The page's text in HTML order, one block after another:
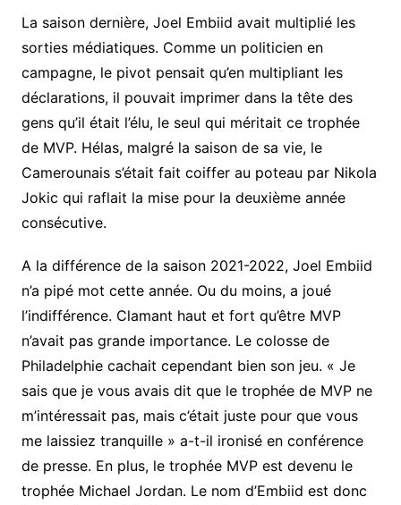
La saison dernière, Joel Embiid avait multiplié les
sorties médiatiques. Comme un politicien en
campagne, le pivot pensait qu’en multipliant les
déclarations, il pouvait imprimer dans la tête des
gens qu’il était l’élu, le seul qui méritait ce trophée
de MVP. Hélas, malgré la saison de sa vie, le
Camerounais s’était fait coiffer au poteau par Nikola
Jokic qui raflait la mise pour la deuxième année
consécutive.
A la différence de la saison 2021-2022, Joel Embiid
n’a pipé mot cette année. Ou du moins, a joué
l’indifférence. Clamant haut et fort qu’être MVP
n’avait pas grande importance. Le colosse de
Philadelphie cachait cependant bien son jeu. « Je
sais que je vous avais dit que le trophée de MVP ne
m’intéressait pas, mais c’était juste pour que vous
me laissiez tranquille » a-t-il ironisé en conférence
de presse. En plus, le trophée MVP est devenu le
trophée Michael Jordan. Le nom d’Embiid est donc